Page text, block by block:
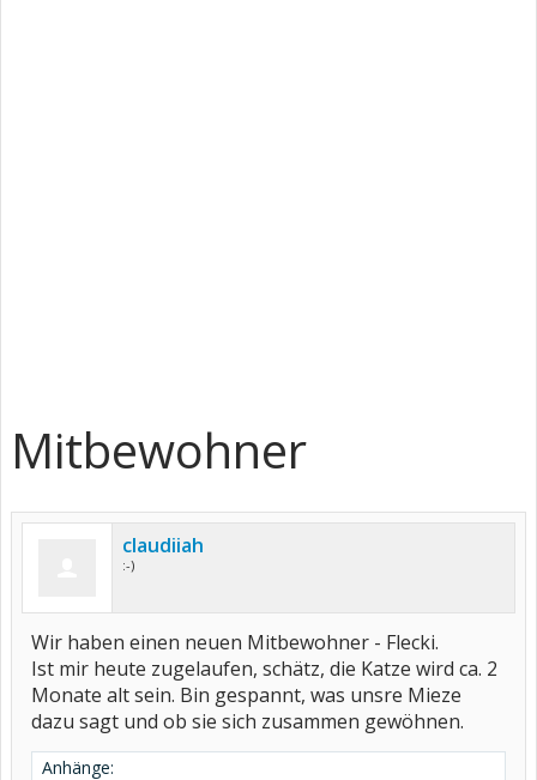
Mitbewohner
claudiiah
:-)
Wir haben einen neuen Mitbewohner - Flecki.
Ist mir heute zugelaufen, schätz, die Katze wird ca. 2
Monate alt sein. Bin gespannt, was unsre Mieze
dazu sagt und ob sie sich zusammen gewöhnen.
Anhänge: